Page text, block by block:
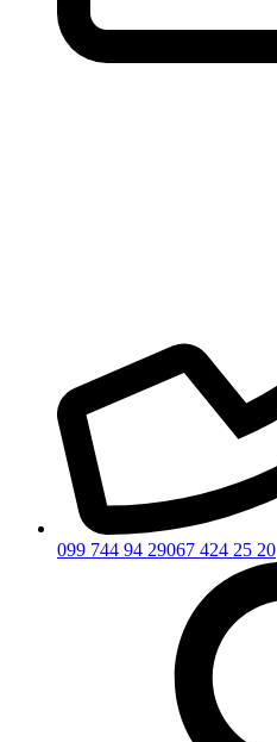
099 744 94 29067 424 25 20